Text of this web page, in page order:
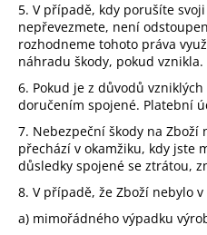
5. V případě, kdy porušíte
nepřevezmete, není
rozhodneme tohoto práva
náhradu škody, pokud vznikla.
6. Pokud je z důvodů
doručením spojené. Platební
7. Nebezpeční škody na
přechází v okamžiku, kdy jste
důsledky spojené se ztrátou,
8. V případě, že Zboží nebylo
a) mimořádného výpadku